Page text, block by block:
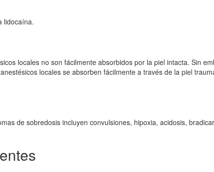
lidocaína.
locales no son fácilmente absorbidos por la piel intacta. Sin
locales se absorben fácilmente a través de la piel
de sobredosis incluyen convulsiones, hipoxia, acidosis,